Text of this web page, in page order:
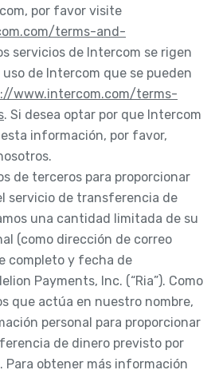
por favor visite
terms-and-
servicios de Intercom se rigen
de Intercom que se pueden
www.intercom.com/terms-
. Si desea optar por que Intercom
información, por favor,
de terceros para proporcionar
servicio de transferencia de
una cantidad limitada de su
(como dirección de correo
completo y fecha de
Payments, Inc. (“Ria”). Como
que actúa en nuestro nombre,
personal para proporcionar
de dinero previsto por
Para obtener más información